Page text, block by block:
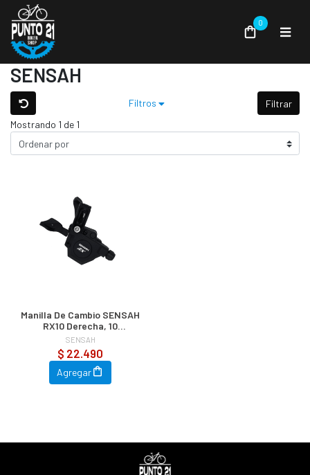
0
SENSAH
Filtros
Filtrar
Mostrando 1 de 1
Manilla De Cambio SENSAH
RX10 Derecha, 10
Velocidades, Compatible
Shimano
SENSAH
$ 22.490
Agregar